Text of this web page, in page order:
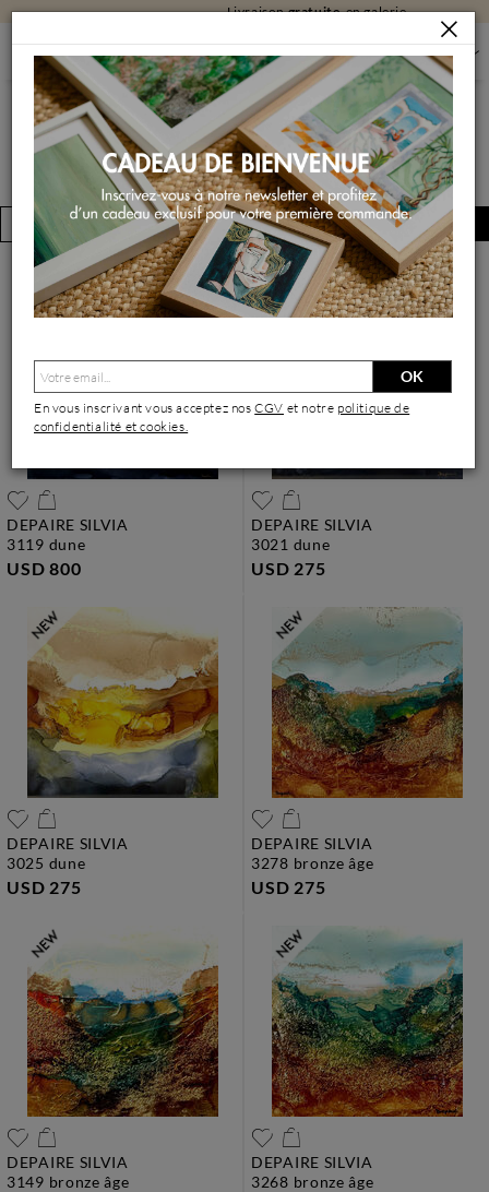
Livraisongratuiteen galerie
NOUVEAUTÉS
NOUVEAUTÉS
FILTRER
(1381 œuvres)
Créer une alerte
DEPAIRE SILVIA
3119 dune
USD 800
DEPAIRE SILVIA
3021 dune
USD 275
DEPAIRE SILVIA
3025 dune
USD 275
DEPAIRE SILVIA
3278 bronze âge
USD 275
DEPAIRE SILVIA
3149 bronze âge
DEPAIRE SILVIA
3268 bronze âge
OK
En vous inscrivant vous acceptez nosCGV et notre politique de
confidentialité et cookies.